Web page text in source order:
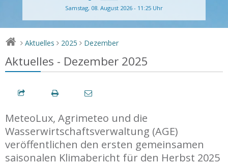
Samstag, 08. August 2026 - 11:25 Uhr
> Aktuelles > 2025 > Dezember
Aktuelles - Dezember 2025
MeteoLux, Agrimeteo und die
Wasserwirtschaftsverwaltung (AGE)
veröffentlichen den ersten gemeinsamen
saisonalen Klimabericht für den Herbst 2025